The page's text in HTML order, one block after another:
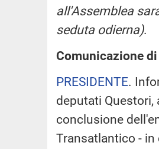
all'Assemblea
seduta odierna).
Comunicazione
PRESIDENTE.
deputati Questori,
conclusione
Transatlantico -